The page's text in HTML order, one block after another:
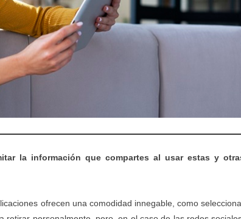
la información que compartes al usar estas y
ofrecen una comodidad innegable, como